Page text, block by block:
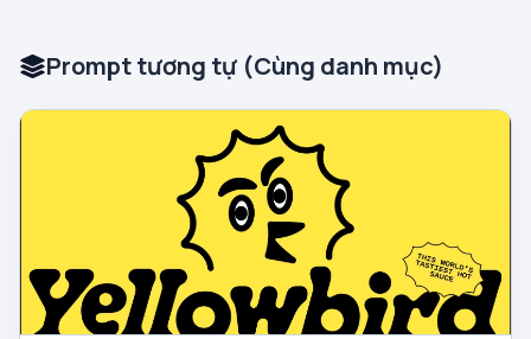
Prompt tương tự (Cùng danh mục)